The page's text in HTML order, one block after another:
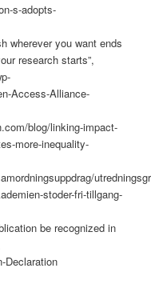
s-adopts-
wherever you want ends
research starts”,
Access-Alliance-
blog/linking-impact-
more-inequality-
stoder-fri-tillgang-
be recognized in
Declaration